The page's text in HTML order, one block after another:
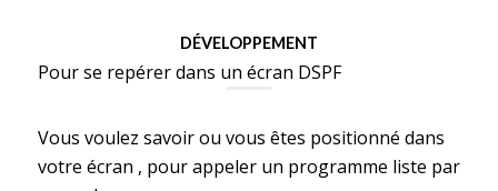
DÉVELOPPEMENT
Pour se repérer dans un écran DSPF
Vous voulez savoir ou vous êtes positionné dans
votre écran , pour appeler un programme liste par